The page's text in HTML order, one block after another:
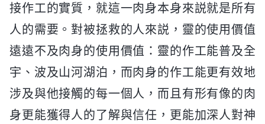
接作工的實質，就這一肉身本身來説就是所有
人的需要。對被拯救的人來説，靈的使用價值
遠遠不及肉身的使用價值：靈的作工能普及全
宇、波及山河湖泊，而肉身的作工能更有效地
涉及與他接觸的每一個人，而且有形有像的肉
身更能獲得人的了解與信任，更能加深人對神